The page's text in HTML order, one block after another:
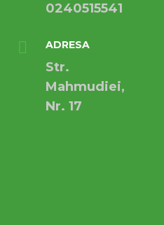
0240515541
ADRESA
Str.
Mahmudiei,
Nr. 17